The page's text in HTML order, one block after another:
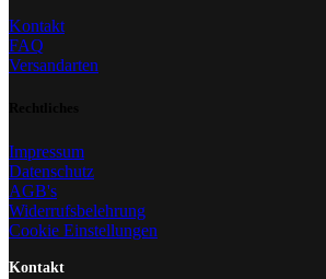
Kontakt
FAQ
Versandarten
Impressum
Datenschutz
AGB's
Widerrufsbelehrung
Cookie Einstellungen
Kontakt